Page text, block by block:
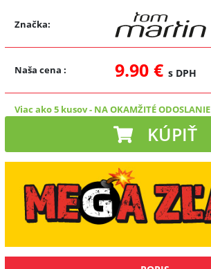
Značka:
Naša cena : 9.90 € s DPH
Viac ako 5 kusov- NA OKAMŽITÉ ODOSLANIE
KÚPIŤ